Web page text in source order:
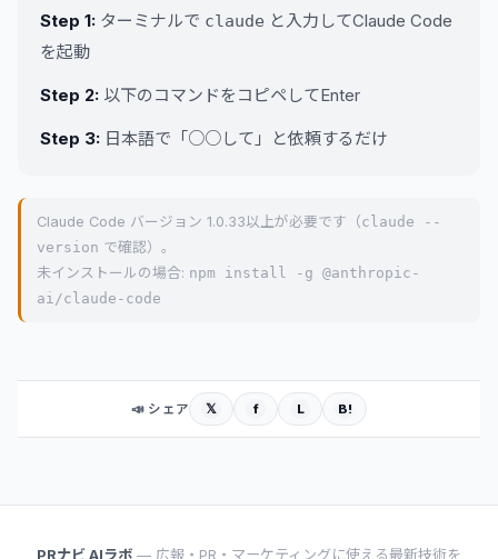
Step 1: ターミナルで claude と入力してClaude Code
を起動
Step 2: 以下のコマンドをコピペしてEnter
Step 3: 日本語で「○○して」と依頼するだけ
Claude Code バージョン 1.0.33以上が必要です（claude --
version で確認）。
未インストールの場合: npm install -g @anthropic-
ai/claude-code
📣 シェア 𝕏 f L B!
PRナビ AIラボ — 広報・PR・マーケティングに使える最新技術を